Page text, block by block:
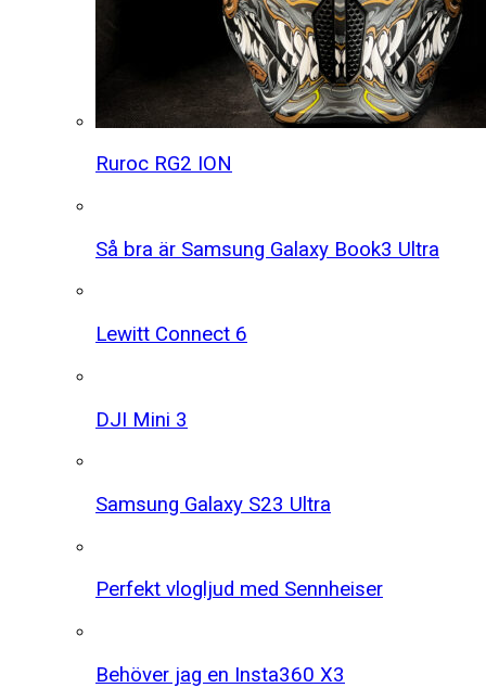
Ruroc RG2 ION
Så bra är Samsung Galaxy Book3 Ultra
Lewitt Connect 6
DJI Mini 3
Samsung Galaxy S23 Ultra
Perfekt vlogljud med Sennheiser
Behöver jag en Insta360 X3